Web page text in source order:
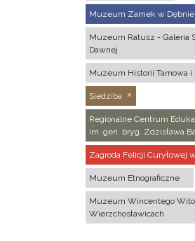
Muzeum Zamek w Dębnie
Muzeum Ratusz - Galeria
Dawnej
Muzeum Historii Tarnowa i
Siedziba
Regionalne Centrum
im. gen. bryg. Zdzisława
Zagroda Felicji Curyłowej
Muzeum Etnograficzne
Muzeum Wincentego
Wierzchosławicach